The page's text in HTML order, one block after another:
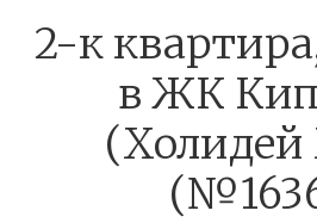
2-к
в ЖК
(Холидей